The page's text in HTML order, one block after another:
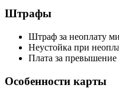
Штрафы
Штраф за неоплату
Неустойка при
Плата за
Особенности карты